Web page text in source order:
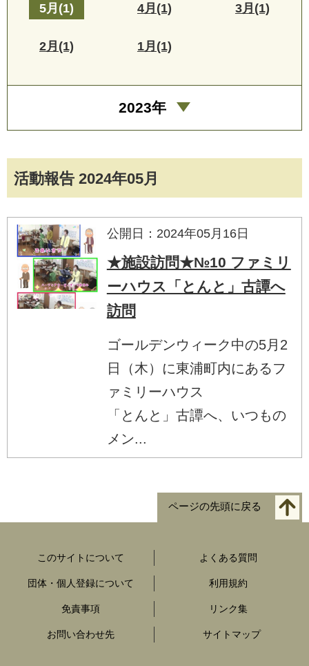
活動報告 2024年05月
公開日：2024年05月16日
★施設訪問★№10 ファミリ
ーハウス「とんと」古譚へ
訪問
ゴールデンウィーク中の5月2
日（木）に東浦町内にあるフ
ァミリーハウス
「とんと」古譚へ、いつもの
メン...
5月(1) 4月(1) 3月(1)
2月(1) 1月(1)
2023年
ページの先頭に戻る
このサイトについて よくある質問
団体・個人登録について 利用規約
免責事項 リンク集
お問い合わせ先 サイトマップ